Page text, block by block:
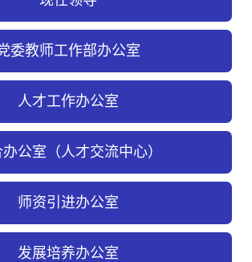
委教师工作部办公室
人才工作办公室
公室（人才交流中心）
师资引进办公室
发展培养办公室